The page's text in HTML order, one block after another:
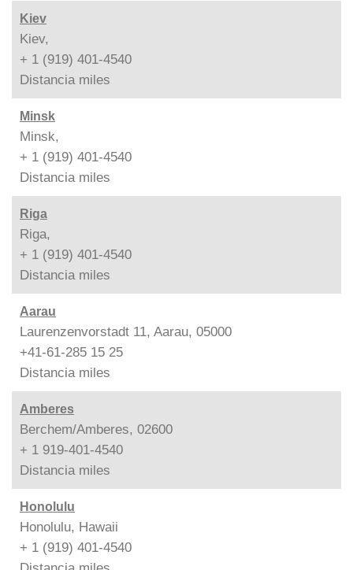
Kiev
Kiev,
+ 1 (919) 401-4540
Distancia miles
Minsk
Minsk,
+ 1 (919) 401-4540
Distancia miles
Riga
Riga,
+ 1 (919) 401-4540
Distancia miles
Aarau
Laurenzenvorstadt 11, Aarau, 05000
+41-61-285 15 25
Distancia miles
Amberes
Berchem/Amberes, 02600
+ 1 919-401-4540
Distancia miles
Honolulu
Honolulu, Hawaii
+ 1 (919) 401-4540